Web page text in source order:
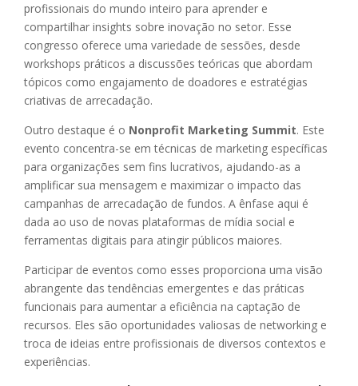
profissionais do mundo inteiro para aprender e
compartilhar insights sobre inovação no setor. Esse
congresso oferece uma variedade de sessões, desde
workshops práticos a discussões teóricas que abordam
tópicos como engajamento de doadores e estratégias
criativas de arrecadação.
Outro destaque é o Nonprofit Marketing Summit. Este
evento concentra-se em técnicas de marketing específicas
para organizações sem fins lucrativos, ajudando-as a
amplificar sua mensagem e maximizar o impacto das
campanhas de arrecadação de fundos. A ênfase aqui é
dada ao uso de novas plataformas de mídia social e
ferramentas digitais para atingir públicos maiores.
Participar de eventos como esses proporciona uma visão
abrangente das tendências emergentes e das práticas
funcionais para aumentar a eficiência na captação de
recursos. Eles são oportunidades valiosas de networking e
troca de ideias entre profissionais de diversos contextos e
experiências.